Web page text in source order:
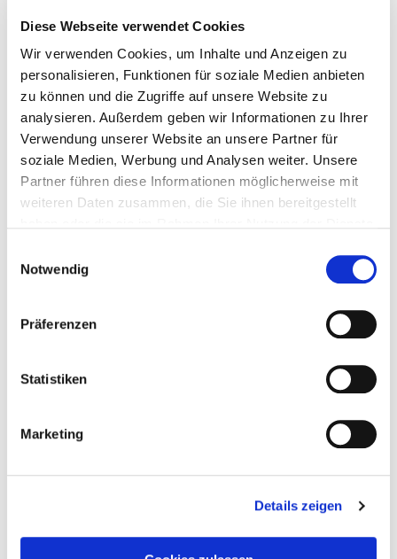
Diese Webseite verwendet Cookies
Wir verwenden Cookies, um Inhalte und Anzeigen zu
personalisieren, Funktionen für soziale Medien anbieten
zu können und die Zugriffe auf unsere Website zu
analysieren. Außerdem geben wir Informationen zu Ihrer
Verwendung unserer Website an unsere Partner für
soziale Medien, Werbung und Analysen weiter. Unsere
Partner führen diese Informationen möglicherweise mit
weiteren Daten zusammen, die Sie ihnen bereitgestellt
Notwendig
Präferenzen
Statistiken
Marketing
Details zeigen
(4) wenn Sie Widerspruch gegen die Verarbeitung gemäß
ob die uns zustehenden berechtigten Gründe gegenüber Ihren
Gründen überwiegen.
Wurde die Verarbeitung der Sie betreffenden
personenbezogenen Daten eingeschränkt, dürfen diese Daten
– von ihrer Speicherung abgesehen – nur mit Ihrer Einwilligung
oder zur Geltendmachung, Ausübung oder Verteidigung von
Rechtsansprüchen oder zum Schutz der Rechte einer anderen
natürlichen oder juristischen Person oder aus Gründen eines
wichtigen öffentlichen Interesses der Union oder eines
Wurde die Einschränkung der Verarbeitung nach den oben
genannten Voraussetzungen eingeschränkt, werden Sie von
uns unterrichtet bevor die Einschränkung aufgehoben wird.
4. Recht auf Löschung
a) Löschungspflicht
wir sind verpflichtet, diese Daten unverzüglich zu löschen,